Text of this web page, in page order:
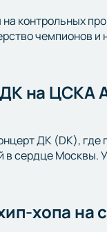
на контрольных
чемпионов и
на ЦСКА
ДК (DK),
сердце Москвы.
хопа